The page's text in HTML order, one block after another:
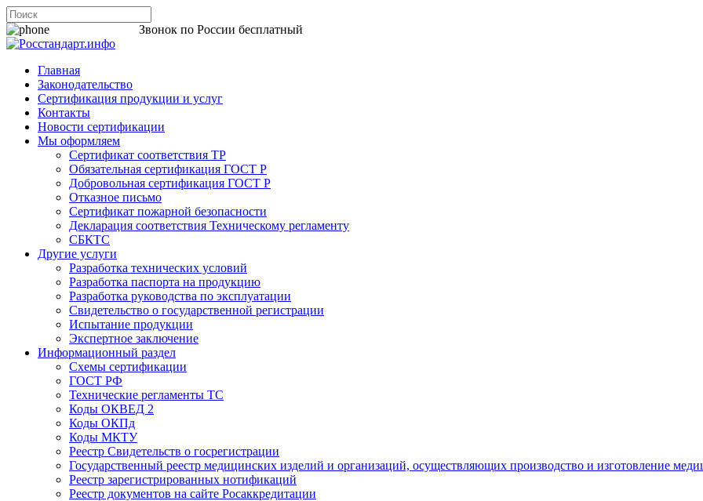
Звонок по России бесплатный
Главная
Законодательство
Сертификация продукции и услуг
Контакты
Новости сертификации
Мы оформляем
Сертификат соответствия ТР
Обязательная сертификация ГОСТ Р
Добровольная сертификация ГОСТ Р
Отказное письмо
Сертификат пожарной безопасности
Декларация соответствия Техническому регламенту
СБКТС
Другие услуги
Разработка технических условий
Разработка паспорта на продукцию
Разработка руководства по эксплуатации
Свидетельство о государственной регистрации
Испытание продукции
Экспертное заключение
Информационный раздел
Схемы сертификации
ГОСТ РФ
Технические регламенты ТС
Коды ОКВЕД 2
Коды ОКПд
Коды МКТУ
Реестр Свидетельств о госрегистрации
Государственный реестр медицинских изделий и организаций, осуществляющих производство и изготовление
Реестр зарегистрированных нотификаций
Реестр документов на сайте Росаккредитации